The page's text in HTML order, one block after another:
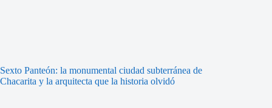
Sexto Panteón: la monumental ciudad subterránea de
Chacarita y la arquitecta que la historia olvidó